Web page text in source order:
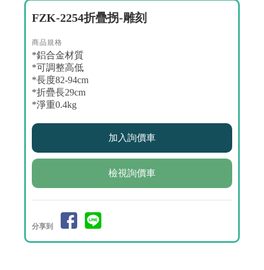
FZK-2254折疊拐-雕刻
商品規格
*鋁合金材質
*可調整高低
*長度82-94cm
*折疊長29cm
*淨重0.4kg
檢視詢價車
分享到